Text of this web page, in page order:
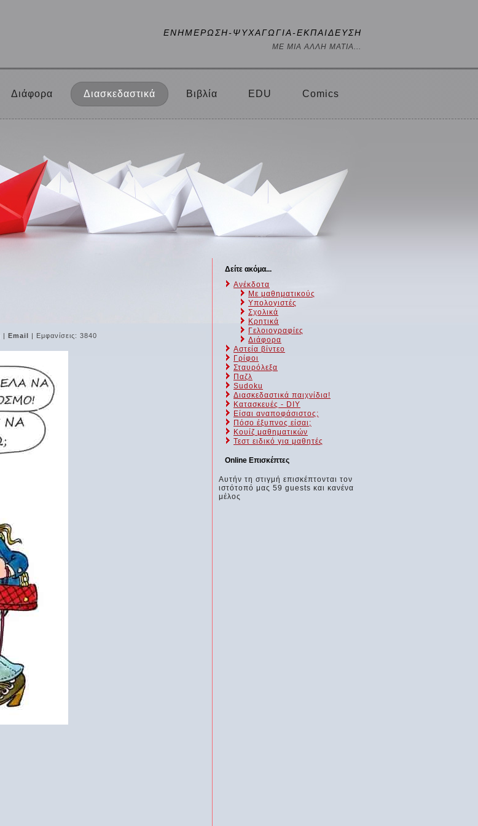
ΕΝΗΜΕΡΩΣΗ-ΨΥΧΑΓΩΓΙΑ-ΕΚΠΑΙΔΕΥΣΗ
ΜΕ ΜΙΑ ΑΛΛΗ ΜΑΤΙΑ...
Διάφορα Διασκεδαστικά Βιβλία EDU Comics
| Email | Εμφανίσεις: 3840
Δείτε ακόμα...
Ανέκδοτα
Με μαθηματικούς
Υπολογιστές
Σχολικά
Κρητικά
Γελοιογραφίες
Διάφορα
Αστεία βίντεο
Γρίφοι
Σταυρόλεξα
Παζλ
Sudoku
Διασκεδαστικά παιχνίδια!
Κατασκευές - DIY
Είσαι αναποφάσιστος;
Πόσο έξυπνος είσαι;
Kουίζ μαθηματικών
Τεστ ειδικό για μαθητές
Online Επισκέπτες
Αυτήν τη στιγμή επισκέπτονται τον
ιστότοπό μας 59 guests και κανένα
μέλος